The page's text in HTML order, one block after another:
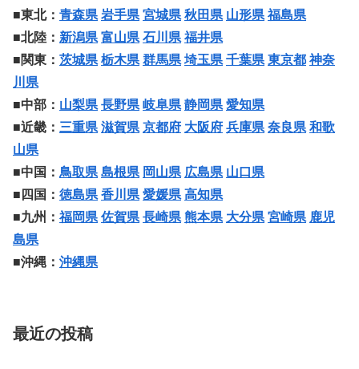
■東北： 青森県 岩手県 宮城県 秋田県 山形県 福島県
■北陸： 新潟県 富山県 石川県 福井県
■関東： 茨城県 栃木県 群馬県 埼玉県 千葉県 東京都 神奈
川県
■中部： 山梨県 長野県 岐阜県 静岡県 愛知県
■近畿： 三重県 滋賀県 京都府 大阪府 兵庫県 奈良県 和歌
山県
■中国： 鳥取県 島根県 岡山県 広島県 山口県
■四国： 徳島県 香川県 愛媛県 高知県
■九州： 福岡県 佐賀県 長崎県 熊本県 大分県 宮崎県 鹿児
島県
■沖縄： 沖縄県
最近の投稿